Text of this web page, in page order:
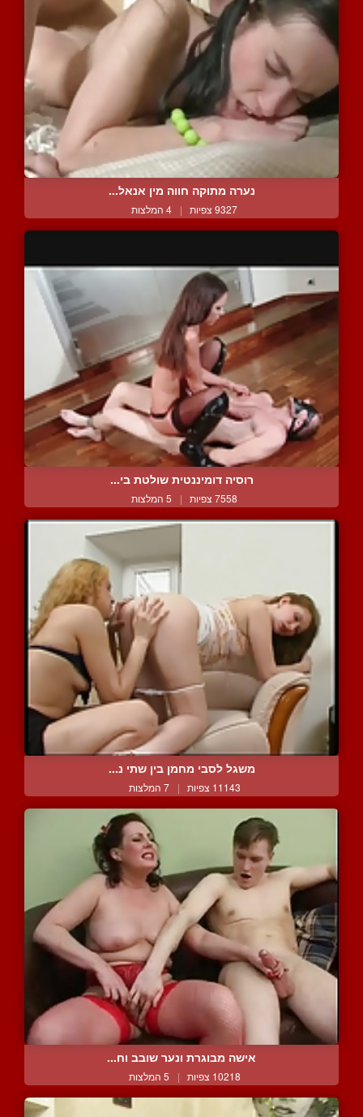
נערה מתוקה חווה מין אנאל...
9327 צפיות | 4 המלצות
רוסיה דומיננטית שולטת בי...
7558 צפיות | 5 המלצות
משגל לסבי מחמן בין שתי נ...
11143 צפיות | 7 המלצות
אישה מבוגרת ונער שובב וח...
10218 צפיות | 5 המלצות